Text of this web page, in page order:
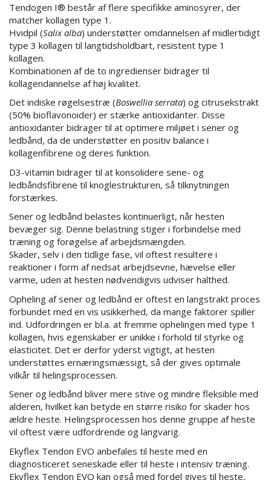
Tendogen I® består af flere specifikke aminosyrer, der
matcher kollagen type 1.
Hvidpil (Salix alba) understøtter omdannelsen af ​​midlertidigt
type 3 kollagen til langtidsholdbart, resistent type 1
kollagen.
Kombinationen af de to ingredienser bidrager til
kollagendannelse af ​​høj kvalitet.
Det indiske røgelsestræ (Boswellia serrata) og citrusekstrakt
(50% bioflavonoider) er stærke antioxidanter. Disse
antioxidanter bidrager til at optimere miljøet i sener og
ledbånd, da de understøtter en positiv balance i
kollagenfibrene og deres funktion.
D3-vitamin bidrager til at konsolidere sene- og
ledbåndsfibrene til knoglestrukturen, så tilknytningen
forstærkes.
Sener og ledbånd belastes kontinuerligt, når hesten
bevæger sig. Denne belastning stiger i forbindelse med
træning og forøgelse af arbejdsmængden.
Skader, selv i den tidlige fase, vil oftest resultere i
reaktioner i form af nedsat arbejdsevne, hævelse eller
varme, uden at hesten nødvendigvis udviser halthed.
Opheling af sener og ledbånd er oftest en langstrakt proces
forbundet med en vis usikkerhed, da mange faktorer spiller
ind. Udfordringen er bl.a. at fremme ophelingen med type 1
kollagen, hvis egenskaber er unikke i forhold til styrke og
elasticitet. Det er derfor yderst vigtigt, at hesten
understøttes ernæringsmæssigt, så der gives optimale
vilkår til helingsprocessen.
Sener og ledbånd bliver mere stive og mindre fleksible med
alderen, hvilket kan betyde en større risiko for skader hos
ældre heste. Helingsprocessen hos denne gruppe af heste
vil oftest være udfordrende og langvarig.
Ekyflex Tendon EVO anbefales til heste med en
diagnosticeret seneskade eller til heste i intensiv træning.
Ekyflex Tendon EVO kan også med fordel gives til heste,